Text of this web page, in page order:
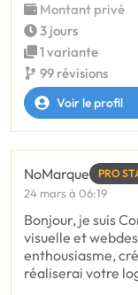
Montant privé
3 jours
1 variante
99 révisions
Voir le profil
NoMarque PRO
24 mars à 06:19
Bonjour, je suis
visuelle et
enthousiasme,
réaliserai votre